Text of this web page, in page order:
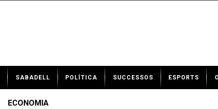
t
SABADELL POLÍTICA SUCCESSOS ESPORTS
ECONOMIA